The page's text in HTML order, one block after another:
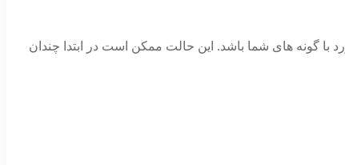
با گونه های شما باشد. این حالت ممکن است در ابتدا چندان